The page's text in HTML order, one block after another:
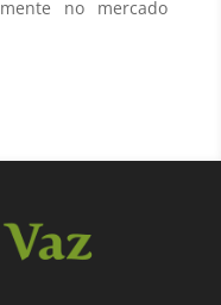
no mercado